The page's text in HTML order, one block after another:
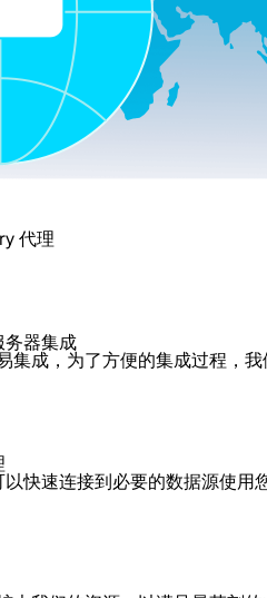
代理
务器集成
集成，为了方便的集成过程，
快速连接到必要的数据源使